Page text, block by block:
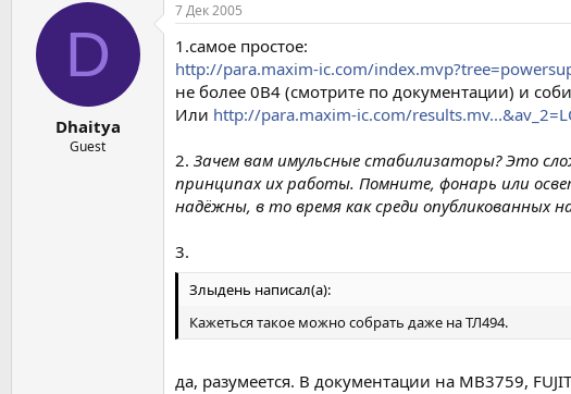
D
Dhaitya
Guest
7 Дек 2005
1.самое простое:
http://para.maxim-ic.com/
не более 0В4 (смотрите по документации) и
Или http://para.maxim-ic.com/
2. Зачем вам имульсные стабилизаторы? Это
принципах их работы. Помните, фонарь или
надёжны, в то время как среди опубликованных
3.
Злыдень написал(а):
Кажеться такое можно собрать даже на ТЛ494.
да, разумеется. В документации на MB3759,